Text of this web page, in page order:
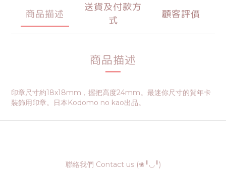
商品描述
送貨及付款方
式
顧客評價
商品描述
印章尺寸約18x18mm，握把高度24mm。最迷你尺寸的賀年卡
裝飾用印章。日本Kodomo no kao出品。
聯絡我們 Contact us (❀╹◡╹)